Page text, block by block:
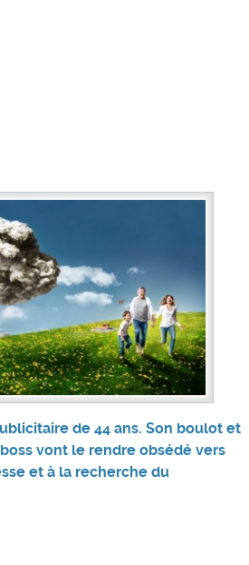
de 44 ans. Son boulot et
vont le rendre obsédé vers
et à la recherche du